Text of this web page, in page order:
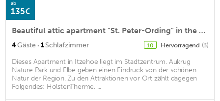
ab
135€
Beautiful attic apartment "St. Peter-Ording" in the heart of Itzehoe
4Gäste · 1Schlafzimmer 10 Hervorragend (3)
Dieses Apartment in Itzehoe liegt im Stadtzentrum. Aukrug
Nature Park und Elbe geben einen Eindruck von der schönen
Natur der Region. Zu den Attraktionen vor Ort zählt dagegen
Folgendes: HolstenTherme. ...